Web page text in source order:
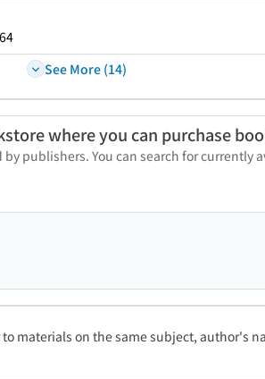
See More (14)
where you can purchase
publishers. You can search for currently
materials on the same subject, author's